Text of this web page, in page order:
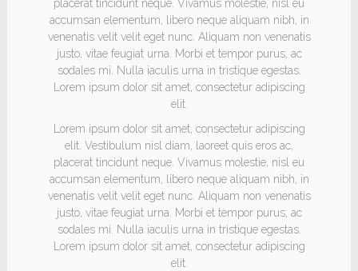
placerat tincidunt neque. Vivamus molestie, nisl eu
accumsan elementum, libero neque aliquam nibh, in
venenatis velit velit eget nunc. Aliquam non venenatis
justo, vitae feugiat urna. Morbi et tempor purus, ac
sodales mi. Nulla iaculis urna in tristique egestas.
Lorem ipsum dolor sit amet, consectetur adipiscing
elit.
Lorem ipsum dolor sit amet, consectetur adipiscing
elit. Vestibulum nisl diam, laoreet quis eros ac,
placerat tincidunt neque. Vivamus molestie, nisl eu
accumsan elementum, libero neque aliquam nibh, in
venenatis velit velit eget nunc. Aliquam non venenatis
justo, vitae feugiat urna. Morbi et tempor purus, ac
sodales mi. Nulla iaculis urna in tristique egestas.
Lorem ipsum dolor sit amet, consectetur adipiscing
elit.